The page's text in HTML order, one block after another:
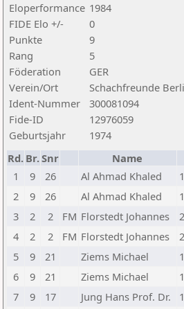
Eloperformance 1984
FIDE Elo +/-
0
Punkte
9
Rang
5
Föderation
GER
Verein/Ort
Schachfreunde
Ident-Nummer
300081094
Fide-ID
12976059
Geburtsjahr
1974
Rd. Br.Snr Name
1
9 26 Al Ahmad Khaled
2
9 26 Al Ahmad Khaled
3
2 2 FM Florstedt Johannes
4
2 2 FM Florstedt Johannes
5
9 21 Ziems Michael
6
9 21 Ziems Michael
7
9 17 Jung Hans Prof. Dr.